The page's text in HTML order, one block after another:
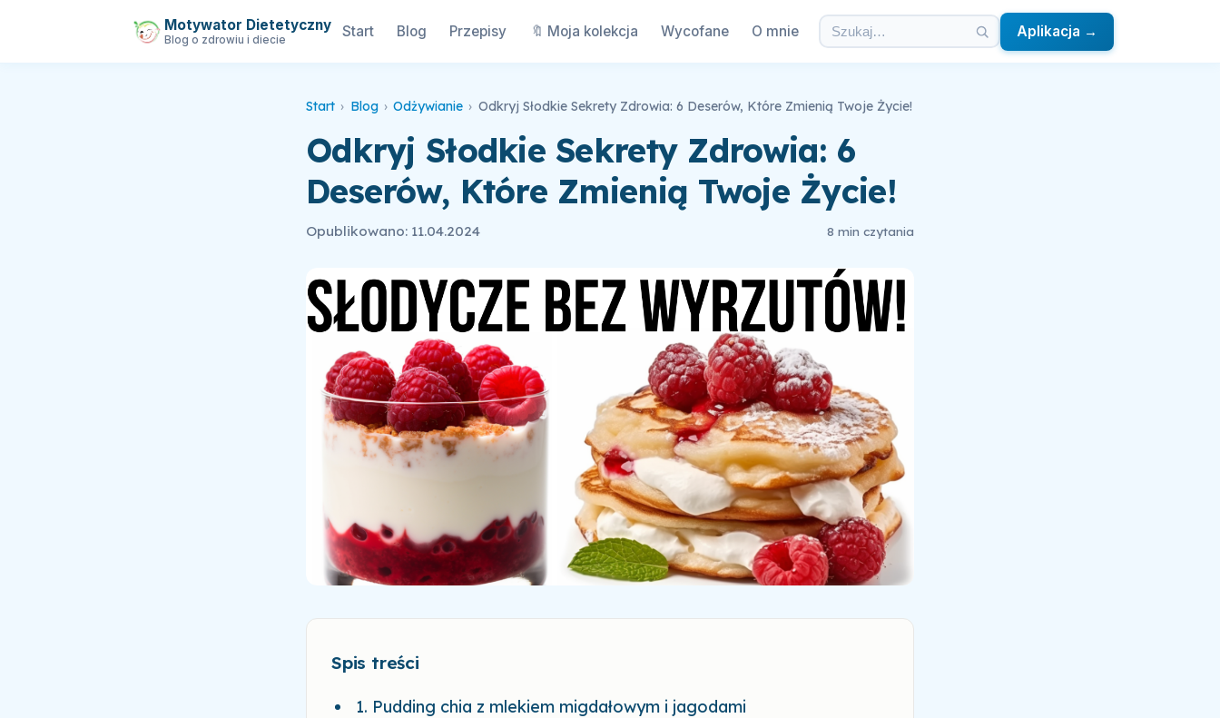
Motywator Dietetyczny
Blog o zdrowiu i diecie Start Blog Przepisy 🔖 Moja kolekcja Wycofane O mnie Aplikacja →
Start › Blog › Odżywianie › Odkryj Słodkie Sekrety Zdrowia: 6 Deserów, Które Zmienią Twoje Życie!
Odkryj Słodkie Sekrety Zdrowia: 6
Deserów, Które Zmienią Twoje Życie!
Opublikowano: 11.04.2024 8 min czytania
Spis treści
1. Pudding chia z mlekiem migdałowym i jagodami